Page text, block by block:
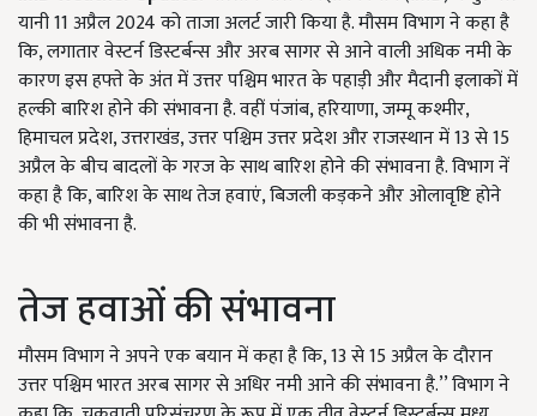
यानी 11 अप्रैल 2024 को ताजा अलर्ट जारी किया है. मौसम विभाग ने कहा है
कि, लगातार वेस्टर्न डिस्टर्बन्स और अरब सागर से आने वाली अधिक नमी के
कारण इस हफ्ते के अंत में उत्तर पश्चिम भारत के पहाड़ी और मैदानी इलाकों में
हल्की बारिश होने की संभावना है. वहीं पंजांब, हरियाणा, जम्मू कश्मीर,
हिमाचल प्रदेश, उत्तराखंड, उत्तर पश्चिम उत्तर प्रदेश और राजस्थान में 13 से 15
अप्रैल के बीच बादलों के गरज के साथ बारिश होने की संभावना है. विभाग नें
कहा है कि, बारिश के साथ तेज हवाएं, बिजली कड़कने और ओलावृष्टि होने
की भी संभावना है.
तेज हवाओं की संभावना
मौसम विभाग ने अपने एक बयान में कहा है कि, 13 से 15 अप्रैल के दौरान
उत्तर पश्चिम भारत अरब सागर से अधिर नमी आने की संभावना है.’’ विभाग ने